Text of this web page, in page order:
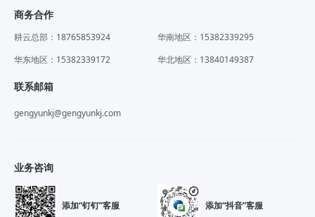
商务合作
耕云总部：18765853924
华南地区：15382339295
华东地区：15382339172
华北地区：13840149387
联系邮箱
gengyunkj@gengyunkj.com
业务咨询
添加“钉钉”客服 添加“抖音”客服